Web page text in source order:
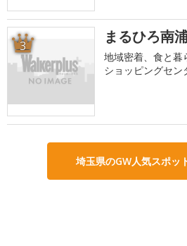
3 まるひろ南
地域密着、食と暮
ショッピングセン
埼玉県のGW人気スポッ